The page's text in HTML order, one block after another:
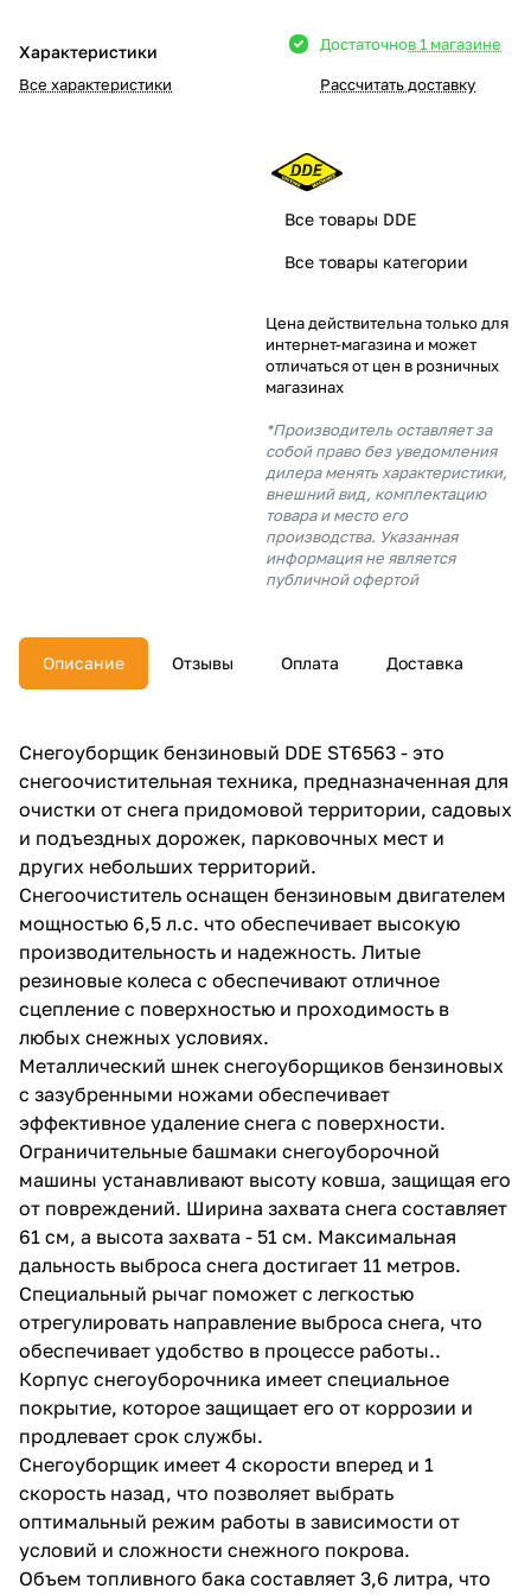
Характеристики
Все характеристики
Достаточнов 1 магазине
Рассчитать доставку
Все товары DDE
Все товары категории
Цена действительна только для
интернет-магазина и может
отличаться от цен в розничных
магазинах
*Производитель оставляет за
собой право без уведомления
дилера менять характеристики,
внешний вид, комплектацию
товара и место его
производства. Указанная
информация не является
публичной офертой
Описание Отзывы Оплата Доставка
Снегоуборщик бензиновый DDE ST6563 - это
снегоочистительная техника, предназначенная для
очистки от снега придомовой территории, садовых
и подъездных дорожек, парковочных мест и
других небольших территорий.
Снегоочиститель оснащен бензиновым двигателем
мощностью 6,5 л.с. что обеспечивает высокую
производительность и надежность. Литые
резиновые колеса с обеспечивают отличное
сцепление с поверхностью и проходимость в
любых снежных условиях.
Металлический шнек снегоуборщиков бензиновых
с зазубренными ножами обеспечивает
эффективное удаление снега с поверхности.
Ограничительные башмаки снегоуборочной
машины устанавливают высоту ковша, защищая его
от повреждений. Ширина захвата снега составляет
61 см, а высота захвата - 51 см. Максимальная
дальность выброса снега достигает 11 метров.
Специальный рычаг поможет с легкостью
отрегулировать направление выброса снега, что
обеспечивает удобство в процессе работы..
Корпус снегоуборочника имеет специальное
покрытие, которое защищает его от коррозии и
продлевает срок службы.
Снегоуборщик имеет 4 скорости вперед и 1
скорость назад, что позволяет выбрать
оптимальный режим работы в зависимости от
условий и сложности снежного покрова.
Объем топливного бака составляет 3,6 литра, что
в корзину
% картой любого банка
% будут
с вашей карты
раз в 2
недели
раз в 2 недели